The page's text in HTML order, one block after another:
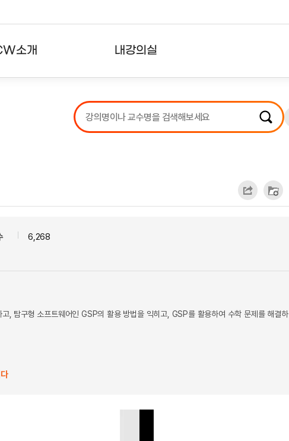
소개 내강의실
강의리스트
수강확인증강의
6,268
, 탐구형 소프트웨어인 GSP의 활용 방법을 익히고, GSP를 활용하여 수학 문제를 해결